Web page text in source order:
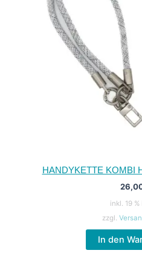
HANDYKETTE KOMBI
inkl. 19 %
zzgl.
In den